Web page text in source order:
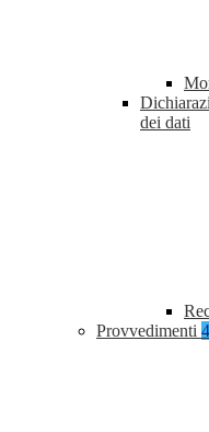
dei dati
Provvedimenti